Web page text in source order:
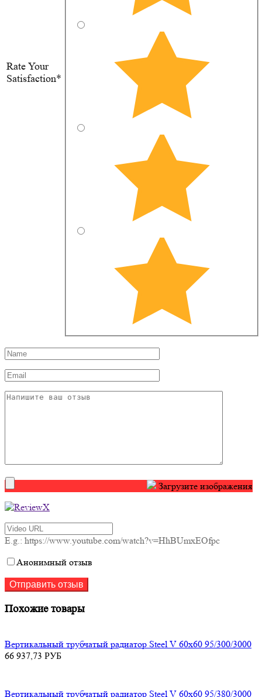
Rate Your
Satisfaction*
Загрузите изображения
E.g.: https://www.youtube.com/watch?v=HhBUmxEOfpc
Анонимный отзыв
Похожие товары
Вертикальный трубчатый радиатор Steel V 60х60 95/300/3000
66 937,73 РУБ
Вертикальный трубчатый радиатор Steel V 60х60 95/380/3000